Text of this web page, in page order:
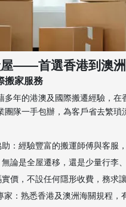
——首選香港到澳洲
搬家服務
多年的港澳及國際搬遷經驗，
團隊一手包辦，為客戶省去繁瑣
：經驗豐富的搬運師傅與客服
論是全屋遷移，還是少量行李
價，不設任何隱形收費，務求
：熟悉香港及澳洲海關規程，